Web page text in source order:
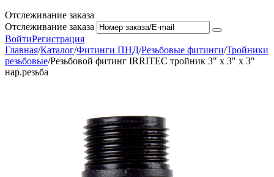
Отслеживание заказа
Отслеживание заказа
ВойтиРегистрация
Главная/Каталог/Фитинги ПНД/Резьбовые фитинги/Тройники
резьбовые/Резьбовой фитинг IRRITEC тройник 3" х 3" х 3"
нар.резьба